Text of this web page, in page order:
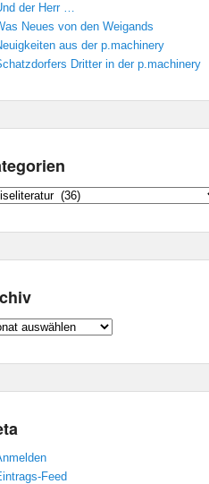
der Herr …
Neues von den Weigands
aus der p.machinery
Dritter in der p.machinery
Feed